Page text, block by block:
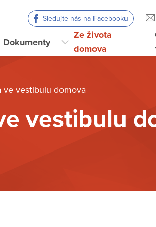
Sledujte nás na Facebooku
Dokumenty
Ze života
domova
ve vestibulu domova
vestibulu